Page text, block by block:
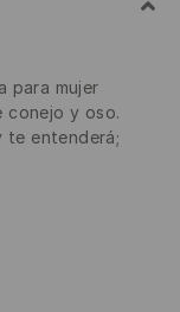
para mujer
conejo y oso.
te entenderá;